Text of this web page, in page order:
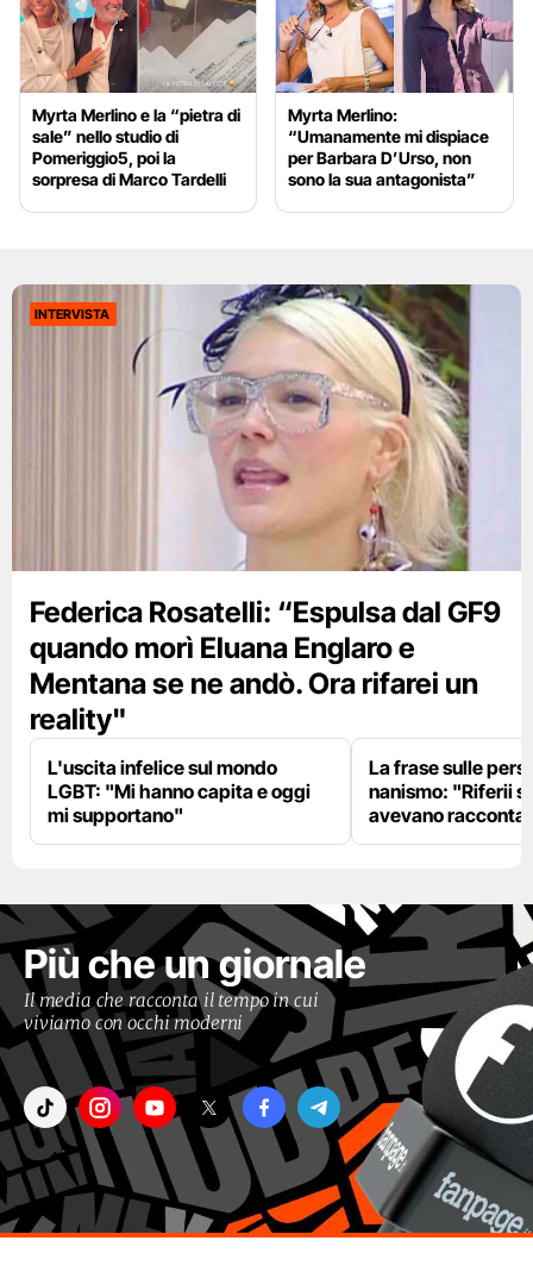
Myrta Merlino e la “pietra di
sale” nello studio di
Pomeriggio5, poi la
sorpresa di Marco Tardelli
Myrta Merlino:
“Umanamente mi dispiace
per Barbara D’Urso, non
sono la sua antagonista”
INTERVISTA
Federica Rosatelli: “Espulsa dal GF9
quando morì Eluana Englaro e
Mentana se ne andò. Ora rifarei un
reality"
L'uscita infelice sul mondo
LGBT: "Mi hanno capita e oggi
mi supportano"
La frase sulle
nanismo: "Riferii
avevano
Più che un giornale
Il media che racconta il tempo in cui
viviamo con occhi moderni